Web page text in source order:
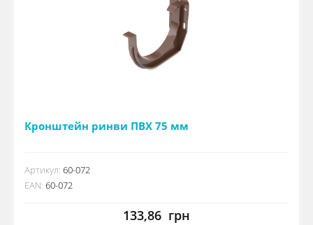
Кронштейн ринви ПВХ 75 мм
Артикул: 60-072
EAN: 60-072
133,86 грн